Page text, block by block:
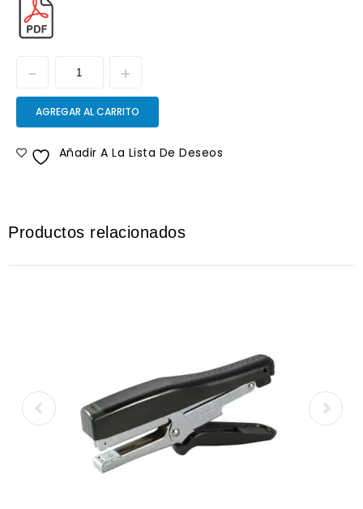
AGREGAR AL CARRITO
Añadir A La Lista De Deseos
Productos relacionados